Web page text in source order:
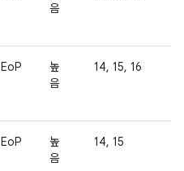
음
EoP
높
음
14, 15, 16
EoP
높
음
14, 15